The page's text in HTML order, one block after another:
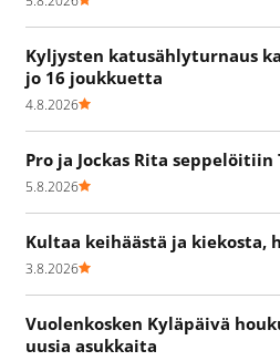
Kyljysten katusählyturnaus
jo 16 joukkuetta
4.8.2026
Pro ja Jockas Rita seppelöitiin
5.8.2026
Kultaa keihäästä ja kiekosta,
3.8.2026
Vuolenkosken Kyläpäivä
uusia asukkaita